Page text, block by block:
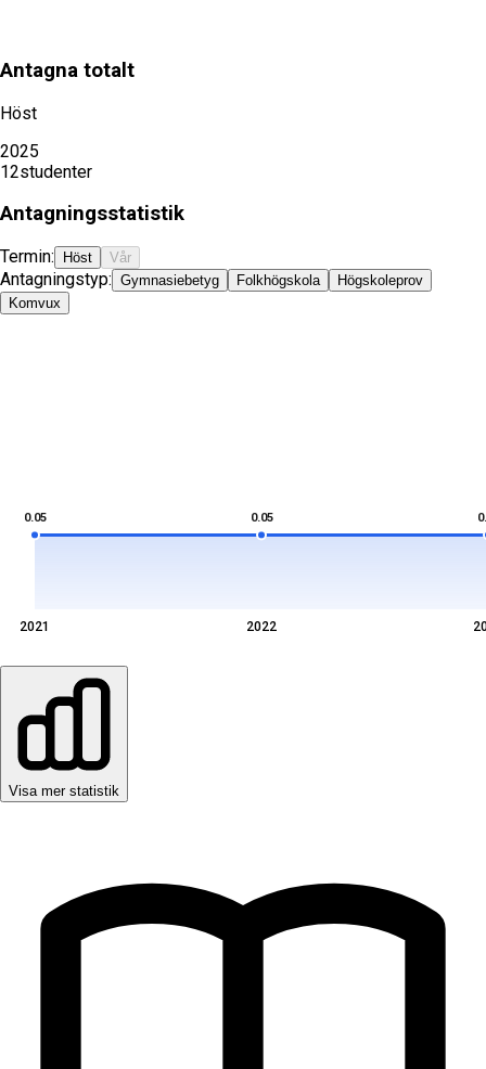
Antagna totalt
Höst
2025
12studenter
Antagningsstatistik
Termin: Höst Vår
Antagningstyp: Gymnasiebetyg Folkhögskola
Högskoleprov
Komvux
0.05 0.05
2021 2022
Visa mer statistik